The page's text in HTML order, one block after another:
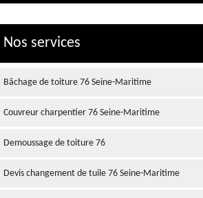
Nos services
Bâchage de toiture 76 Seine-Maritime
Couvreur charpentier 76 Seine-Maritime
Demoussage de toiture 76
Devis changement de tuile 76 Seine-Maritime